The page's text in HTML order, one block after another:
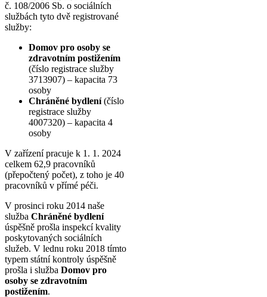
č. 108/2006 Sb. o sociálních
službách tyto dvě registrované
služby:
Domov pro osoby se
zdravotním postižením
(číslo registrace služby
3713907) – kapacita 73
osoby
Chráněné bydlení(číslo
registrace služby
4007320) – kapacita 4
osoby
V zařízení pracuje k 1. 1. 2024
celkem 62,9 pracovníků
(přepočtený počet), z toho je 40
pracovníků v přímé péči.
V prosinci roku 2014 naše
služba Chráněné bydlení
úspěšně prošla inspekcí kvality
poskytovaných sociálních
služeb. V lednu roku 2018 tímto
typem státní kontroly úspěšně
prošla i služba Domov pro
osoby se zdravotním
postižením.